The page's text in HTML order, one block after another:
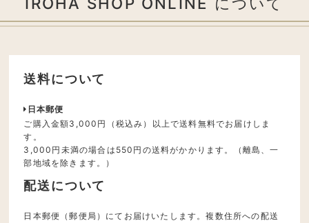
送料について
日本郵便
ご購入金額3,000円（税込み）以上で送料無料でお届けしま
す。
3,000円未満の場合は550円の送料がかかります。（離島、一
部地域を除きます。）
配送について
日本郵便（郵便局）にてお届けいたします。複数住所への配送